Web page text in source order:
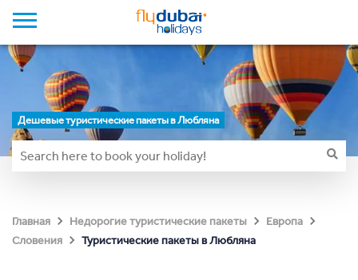
Дешевые туристические пакеты в Любляна
Главная Недорогие туристические пакеты
Европа
Словения
Туристические пакеты в Любляна